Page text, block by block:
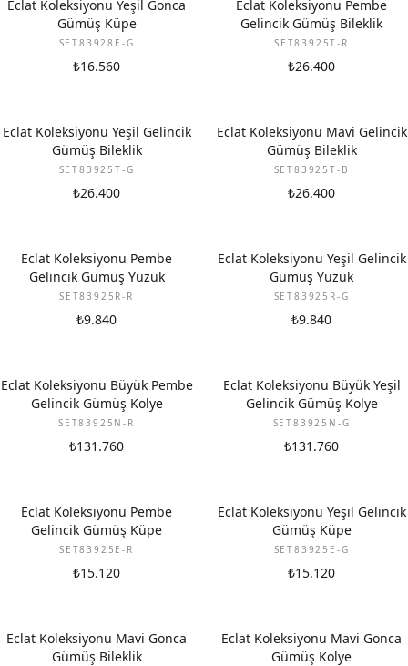
Eclat Koleksiyonu Yeşil Gonca
Gümüş Küpe
SET83928E-G
₺16.560
Eclat Koleksiyonu Pembe
Gelincik Gümüş Bileklik
SET83925T-R
₺26.400
Eclat Koleksiyonu Yeşil Gelincik
Gümüş Bileklik
SET83925T-G
₺26.400
Eclat Koleksiyonu Mavi Gelincik
Gümüş Bileklik
SET83925T-B
₺26.400
Eclat Koleksiyonu Pembe
Gelincik Gümüş Yüzük
SET83925R-R
₺9.840
Eclat Koleksiyonu Yeşil Gelincik
Gümüş Yüzük
SET83925R-G
₺9.840
Eclat Koleksiyonu Büyük Pembe
Gelincik Gümüş Kolye
SET83925N-R
₺131.760
Eclat Koleksiyonu Büyük Yeşil
Gelincik Gümüş Kolye
SET83925N-G
₺131.760
Eclat Koleksiyonu Pembe
Gelincik Gümüş Küpe
SET83925E-R
₺15.120
Eclat Koleksiyonu Yeşil Gelincik
Gümüş Küpe
SET83925E-G
₺15.120
Eclat Koleksiyonu Mavi Gonca
Gümüş Bileklik
Eclat Koleksiyonu Mavi Gonca
Gümüş Kolye